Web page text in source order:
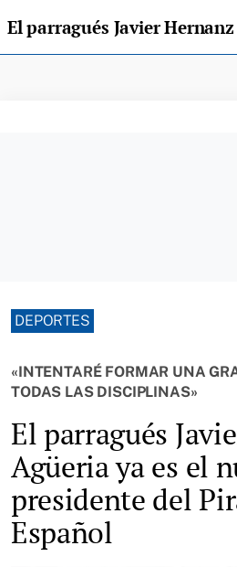
DEPORTES
«INTENTARÉ FORMAR UNA
TODAS LAS DISCIPLINAS»
El parragués
Agüeria ya es el
presidente del
Español